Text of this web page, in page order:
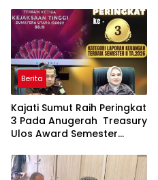
Berita
Kajati Sumut Raih Peringkat
3 Pada Anugerah Treasury
Ulos Award Semester